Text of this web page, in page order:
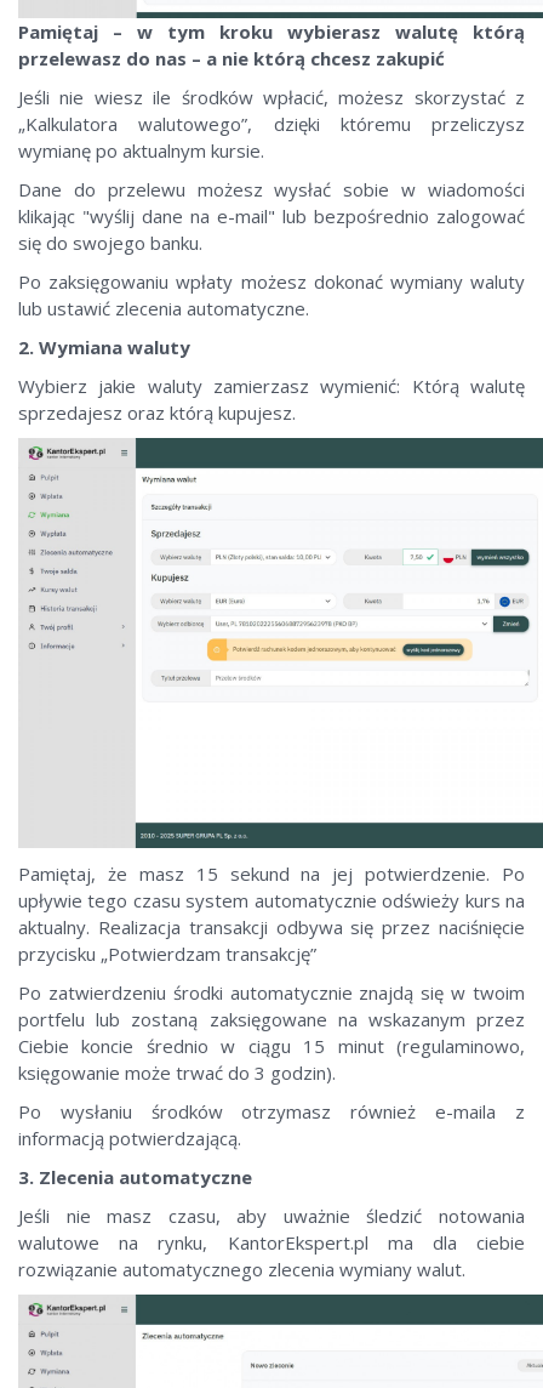
Pamiętaj – w tym kroku wybierasz walutę którą
przelewasz do nas – a nie którą chcesz zakupić
Jeśli nie wiesz ile środków wpłacić, możesz skorzystać z
„Kalkulatora walutowego”, dzięki któremu przeliczysz
wymianę po aktualnym kursie.
Dane do przelewu możesz wysłać sobie w wiadomości
klikając "wyślij dane na e-mail" lub bezpośrednio zalogować
się do swojego banku.
Po zaksięgowaniu wpłaty możesz dokonać wymiany waluty
lub ustawić zlecenia automatyczne.
2. Wymiana waluty
Wybierz jakie waluty zamierzasz wymienić: Którą walutę
sprzedajesz oraz którą kupujesz.
Pamiętaj, że masz 15 sekund na jej potwierdzenie. Po
upływie tego czasu system automatycznie odświeży kurs na
aktualny. Realizacja transakcji odbywa się przez naciśnięcie
przycisku „Potwierdzam transakcję”
Po zatwierdzeniu środki automatycznie znajdą się w twoim
portfelu lub zostaną zaksięgowane na wskazanym przez
Ciebie koncie średnio w ciągu 15 minut (regulaminowo,
księgowanie może trwać do 3 godzin).
Po wysłaniu środków otrzymasz również e-maila z
informacją potwierdzającą.
3. Zlecenia automatyczne
Jeśli nie masz czasu, aby uważnie śledzić notowania
walutowe na rynku, KantorEkspert.pl ma dla ciebie
rozwiązanie automatycznego zlecenia wymiany walut.